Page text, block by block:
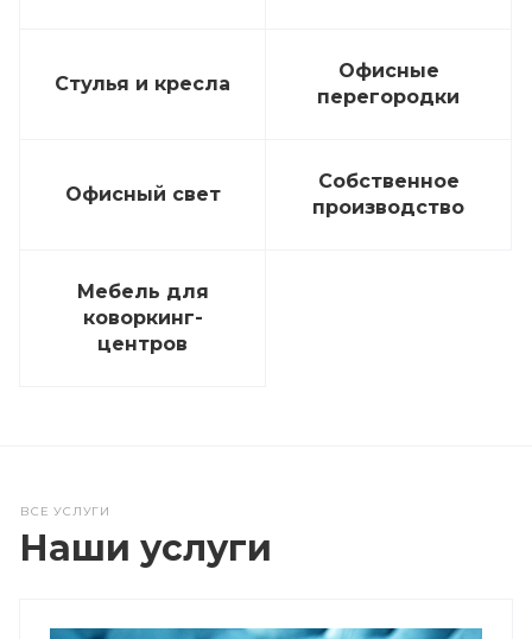
Стулья и кресла
Офисные
перегородки
Офисный свет
Собственное
производство
Мебель для
коворкинг-
центров
ВСЕ УСЛУГИ
Наши услуги